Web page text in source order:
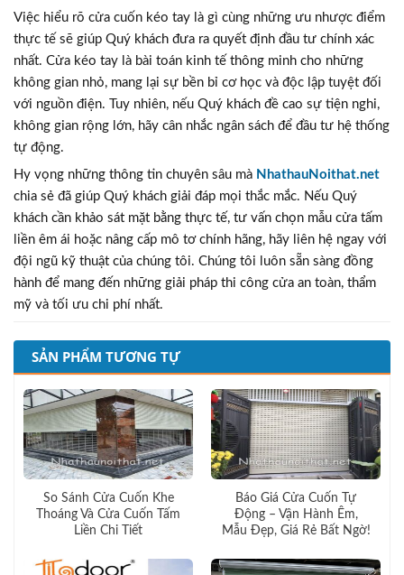
Việc hiểu rõ cửa cuốn kéo tay là gì cùng những ưu nhược điểm
thực tế sẽ giúp Quý khách đưa ra quyết định đầu tư chính xác
nhất. Cửa kéo tay là bài toán kinh tế thông minh cho những
không gian nhỏ, mang lại sự bền bỉ cơ học và độc lập tuyệt đối
với nguồn điện. Tuy nhiên, nếu Quý khách đề cao sự tiện nghi,
không gian rộng lớn, hãy cân nhắc ngân sách để đầu tư hệ thống
tự động.
Hy vọng những thông tin chuyên sâu mà NhathauNoithat.net
chia sẻ đã giúp Quý khách giải đáp mọi thắc mắc. Nếu Quý
khách cần khảo sát mặt bằng thực tế, tư vấn chọn mẫu cửa tấm
liền êm ái hoặc nâng cấp mô tơ chính hãng, hãy liên hệ ngay với
đội ngũ kỹ thuật của chúng tôi. Chúng tôi luôn sẵn sàng đồng
hành để mang đến những giải pháp thi công cửa an toàn, thẩm
mỹ và tối ưu chi phí nhất.
SẢN PHẨM TƯƠNG TỰ
So Sánh Cửa Cuốn Khe
Thoáng Và Cửa Cuốn Tấm
Liền Chi Tiết
Báo Giá Cửa Cuốn Tự
Động – Vận Hành Êm,
Mẫu Đẹp, Giá Rẻ Bất Ngờ!